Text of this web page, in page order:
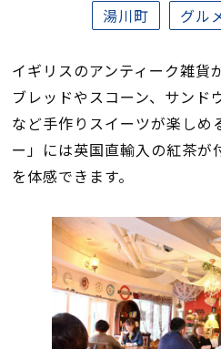
湯川町 グル
イギリスのアンティーク雑貨
ブレッドやスコーン、サンド
など手作りスイーツが楽しめ
ー」には英国直輸入の紅茶が
を体感できます。